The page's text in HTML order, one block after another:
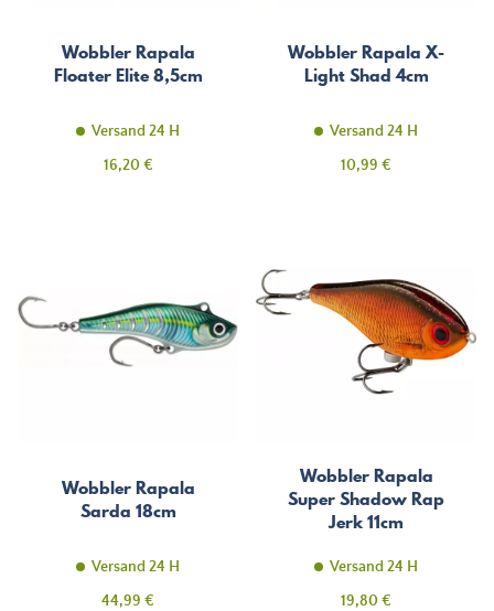
Wobbler Rapala
Floater Elite 8,5cm
Versand 24 H
Preis
16,20 €
Wobbler Rapala X-
Light Shad 4cm
Versand 24 H
Preis
10,99 €
Wobbler Rapala
Sarda 18cm
Versand 24 H
Preis
44,99 €
Wobbler Rapala
Super Shadow Rap
Jerk 11cm
Versand 24 H
Preis
19,80 €